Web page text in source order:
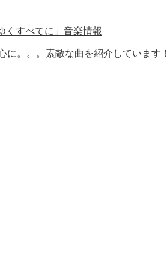
。。。素敵な曲を紹介しています！